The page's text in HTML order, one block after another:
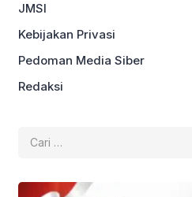
JMSI
Kebijakan Privasi
Pedoman Media Siber
Redaksi
untuk: